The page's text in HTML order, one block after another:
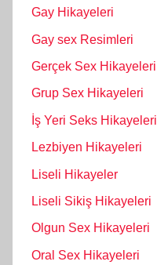
Gay Hikayeleri
Gay sex Resimleri
Gerçek Sex Hikayeleri
Grup Sex Hikayeleri
İş Yeri Seks Hikayeleri
Lezbiyen Hikayeleri
Liseli Hikayeler
Liseli Sikiş Hikayeleri
Olgun Sex Hikayeleri
Oral Sex Hikayeleri